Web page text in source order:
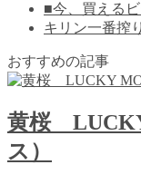
■今、買える
キリン一番搾
おすすめの記事
黄桜
ス）